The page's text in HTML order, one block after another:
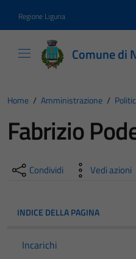
Regione Liguria
Comune di
Home / Amministrazione /
Fabrizio
Condividi Vedi azioni
INDICE DELLA PAGINA
Incarichi